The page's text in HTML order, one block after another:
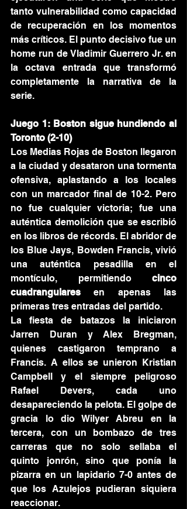
tanto vulnerabilidad como capacidad
de recuperación en los momentos
más críticos. El punto decisivo fue un
home run de Vladimir Guerrero Jr. en
la octava entrada que transformó
completamente la narrativa de la
serie.
Juego 1: Boston sigue hundiendo al
Toronto (2-10)
Los Medias Rojas de Boston llegaron
a la ciudad y desataron una tormenta
ofensiva, aplastando a los locales
con un marcador final de 10-2. Pero
no fue cualquier victoria; fue una
auténtica demolición que se escribió
en los libros de récords. El abridor de
los Blue Jays, Bowden Francis, vivió
una auténtica pesadilla en el
montículo, permitiendo cinco
cuadrangulares en apenas las
primeras tres entradas del partido.
La fiesta de batazos la iniciaron
Jarren Duran y Alex Bregman,
quienes castigaron temprano a
Francis. A ellos se unieron Kristian
Campbell y el siempre peligroso
Rafael Devers, cada uno
desapareciendo la pelota. El golpe de
gracia lo dio Wilyer Abreu en la
tercera, con un bombazo de tres
carreras que no solo sellaba el
quinto jonrón, sino que ponía la
pizarra en un lapidario 7-0 antes de
que los Azulejos pudieran siquiera
reaccionar.